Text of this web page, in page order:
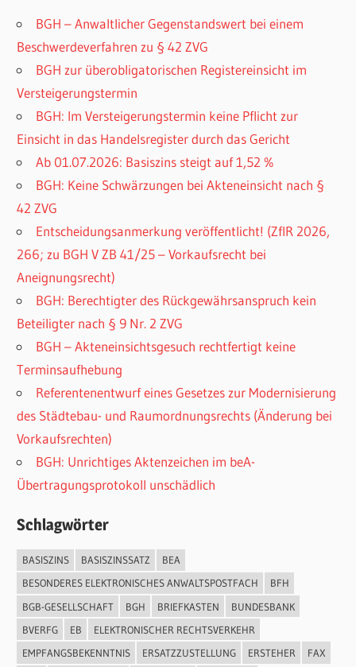
BGH – Anwaltlicher Gegenstandswert bei einem
Beschwerdeverfahren zu § 42 ZVG
BGH zur überobligatorischen Registereinsicht im
Versteigerungstermin
BGH: Im Versteigerungstermin keine Pflicht zur
Einsicht in das Handelsregister durch das Gericht
Ab 01.07.2026: Basiszins steigt auf 1,52 %
BGH: Keine Schwärzungen bei Akteneinsicht nach §
42 ZVG
Entscheidungsanmerkung veröffentlicht! (ZfIR 2026,
266; zu BGH V ZB 41/25 – Vorkaufsrecht bei
Aneignungsrecht)
BGH: Berechtigter des Rückgewährsanspruch kein
Beteiligter nach § 9 Nr. 2 ZVG
BGH – Akteneinsichtsgesuch rechtfertigt keine
Terminsaufhebung
Referentenentwurf eines Gesetzes zur Modernisierung
des Städtebau- und Raumordnungsrechts (Änderung bei
Vorkaufsrechten)
BGH: Unrichtiges Aktenzeichen im beA-
Übertragungsprotokoll unschädlich
Schlagwörter
BASISZINS BASISZINSSATZ
BEA
BESONDERES ELEKTRONISCHES ANWALTSPOSTFACH
BFH
BGB-GESELLSCHAFT
BGH BRIEFKASTEN
BUNDESBANK
BVERFG
EB
ELEKTRONISCHER RECHTSVERKEHR
EMPFANGSBEKENNTNIS
ERSATZZUSTELLUNG ERSTEHER FAX